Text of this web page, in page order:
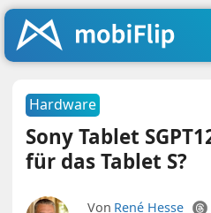
Hardware
Sony Tablet
für das Tablet S?
Von René Hesse